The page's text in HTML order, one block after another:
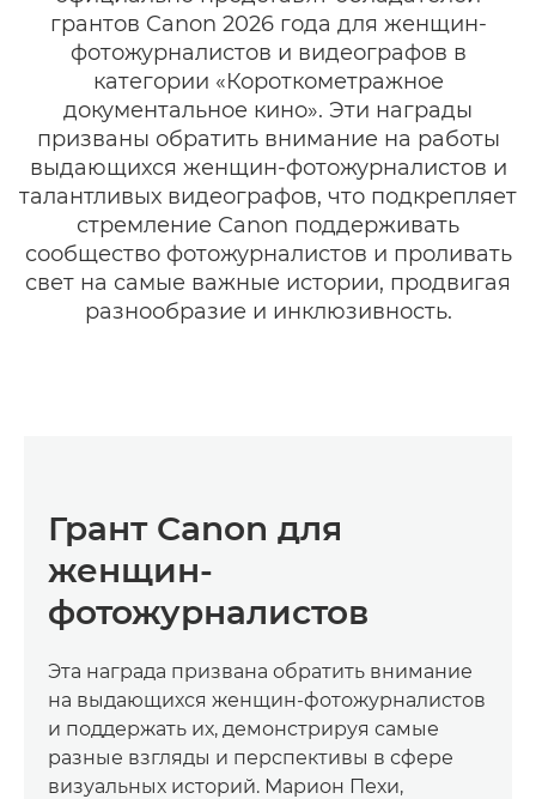
грантов Canon 2026 года для женщин-
фотожурналистов и видеографов в
категории «Короткометражное
документальное кино». Эти награды
призваны обратить внимание на работы
выдающихся женщин-фотожурналистов и
талантливых видеографов, что подкрепляет
стремление Canon поддерживать
сообщество фотожурналистов и проливать
свет на самые важные истории, продвигая
разнообразие и инклюзивность.
Грант Canon для
женщин-
фотожурналистов
Эта награда призвана обратить внимание
на выдающихся женщин-фотожурналистов
и поддержать их, демонстрируя самые
разные взгляды и перспективы в сфере
визуальных историй. Марион Пехи,